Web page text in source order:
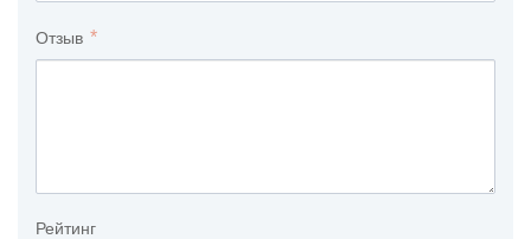
Отзыв
Рейтинг